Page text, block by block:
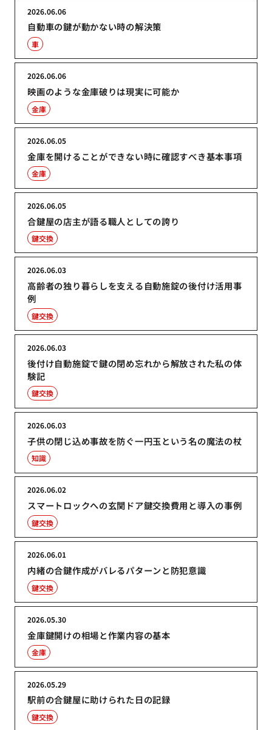
自動車の鍵が動かない時の解決策
2026.06.06
車
映画のような金庫破りは現実に可能か
2026.06.06
金庫
金庫を開けることができない時に確認すべき基本事項
2026.06.05
金庫
合鍵屋の店主が語る職人としての誇り
2026.06.05
鍵交換
高齢者の独り暮らしを支える自動施錠の後付け活用事
例
2026.06.03
鍵交換
後付け自動施錠で鍵の閉め忘れから解放された私の体
験記
2026.06.03
鍵交換
子供の閉じ込め事故を防ぐ一円玉という名の魔法の杖
2026.06.03
知識
スマートロックへの玄関ドア鍵交換費用と導入の事例
2026.06.02
鍵交換
内緒の合鍵作成がバレるパターンと防犯意識
2026.06.01
鍵交換
金庫鍵開けの相場と作業内容の基本
2026.05.30
金庫
駅前の合鍵屋に助けられた日の記録
2026.05.29
鍵交換